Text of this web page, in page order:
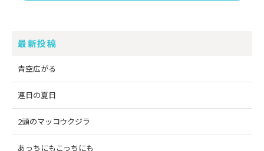
最新投稿
青空広がる
連日の夏日
2頭のマッコウクジラ
あっちにもこっちにも